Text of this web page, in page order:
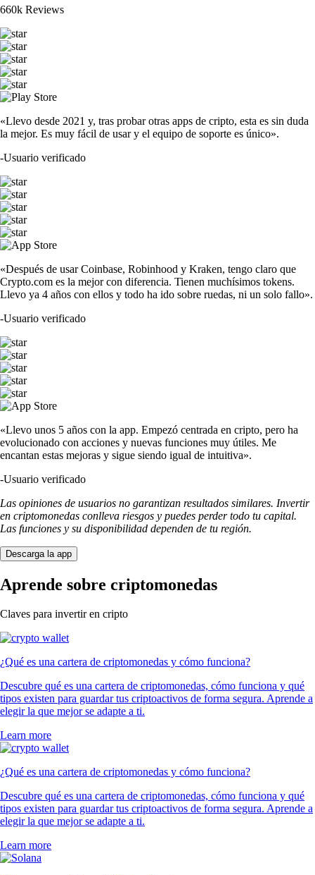
660k Reviews
«Llevo desde 2021 y, tras probar otras apps de cripto, esta es sin duda
la mejor. Es muy fácil de usar y el equipo de soporte es único».
-Usuario verificado
«Después de usar Coinbase, Robinhood y Kraken, tengo claro que
Crypto.com es la mejor con diferencia. Tienen muchísimos tokens.
Llevo ya 4 años con ellos y todo ha ido sobre ruedas, ni un solo fallo».
-Usuario verificado
«Llevo unos 5 años con la app. Empezó centrada en cripto, pero ha
evolucionado con acciones y nuevas funciones muy útiles. Me
encantan estas mejoras y sigue siendo igual de intuitiva».
-Usuario verificado
Las opiniones de usuarios no garantizan resultados similares. Invertir
en criptomonedas conlleva riesgos y puedes perder todo tu capital.
Las funciones y su disponibilidad dependen de tu región.
Descarga la app
Aprende sobre criptomonedas
Claves para invertir en cripto
¿Qué es una cartera de criptomonedas y cómo funciona?
Descubre qué es una cartera de criptomonedas, cómo funciona y qué
tipos existen para guardar tus criptoactivos de forma segura. Aprende a
elegir la que mejor se adapte a ti.
Learn more
¿Qué es una cartera de criptomonedas y cómo funciona?
Descubre qué es una cartera de criptomonedas, cómo funciona y qué
tipos existen para guardar tus criptoactivos de forma segura. Aprende a
elegir la que mejor se adapte a ti.
Learn more